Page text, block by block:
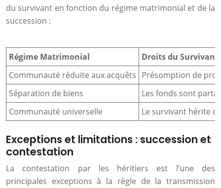
du survivant en fonction du régime matrimonial et de la
succession :
Régime Matrimonial
Droits du Survivant
Communauté réduite aux acquêts Présomption de
Séparation de biens
Les fonds sont
Communauté universelle
Le survivant hérite
Exceptions et limitations : succession et
contestation
La contestation par les héritiers est l’une des
principales exceptions à la règle de la transmission